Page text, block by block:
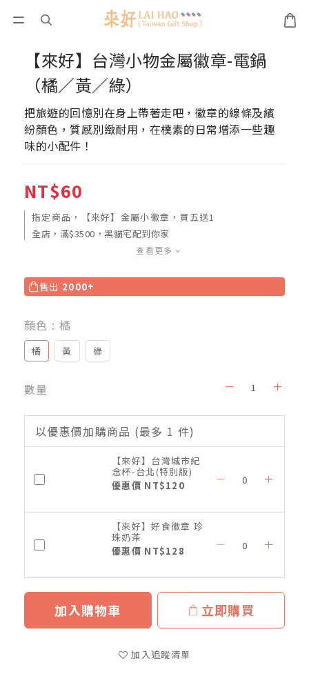
【來好】台灣小物金屬徽章-電鍋
（橘／黃／綠）
把旅遊的回憶別在身上帶著走吧，徽章的線條及繽
紛顏色，質感別緻耐用，在樸素的日常增添一些趣
味的小配件！
NT$60
指定商品，【來好】金屬小徽章，買五送1
全店，滿$3500，黑貓宅配到你家
查看更多
售出 2000+
顏色 : 橘
橘 黃 綠
數量
以優惠價加購商品 (最多 1 件)
【來好】台灣城市紀
念杯-台北(特別版)
優惠價 NT$120
【來好】好食徽章 珍
珠奶茶
優惠價 NT$128
加入購物車 立即購買
加入追蹤清單